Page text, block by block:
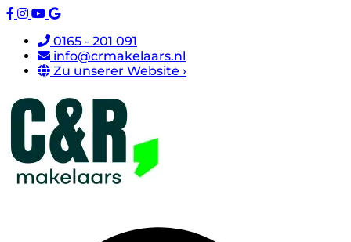
0165 - 201 091
info@crmakelaars.nl
Zu unserer Website ›